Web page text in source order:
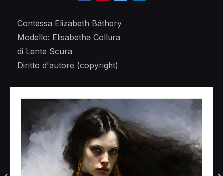
Contessa Elizabeth Báthory
Modello: Elisabetha Collura
di Lente Scura
Diritto d'autore (copyright)